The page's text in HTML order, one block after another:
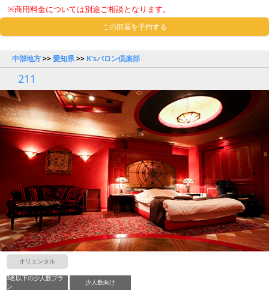
※商用料金については別途ご相談となります。
この部屋を予約する
中部地方>>愛知県>> K'sバロン倶楽部
211
オリエンタル
3名以下の少人数プラ
ン
少人数向け